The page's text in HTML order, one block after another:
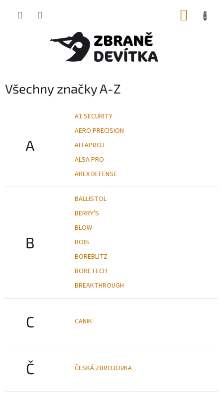
Všechny značky A-Z
A
A1 SECURITY
AERO PRECISION
ALFAPROJ
ALSA PRO
AREX DEFENSE
B
BALLISTOL
BERRY'S
BLOW
BOIS
BOREBLITZ
BORETECH
BREAKTHROUGH
C CANIK
Č ČESKÁ ZBROJOVKA